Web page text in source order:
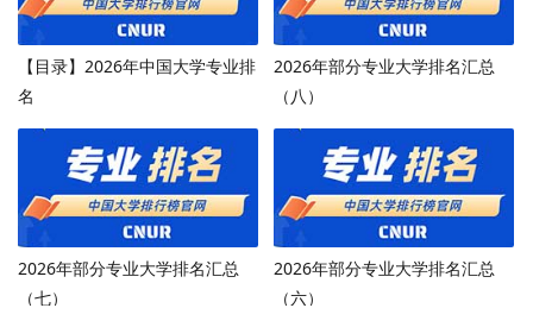
【目录】2026年中国大学专业排
名
2026年部分专业大学排名汇总
（八）
2026年部分专业大学排名汇总
（七）
2026年部分专业大学排名汇总
（六）